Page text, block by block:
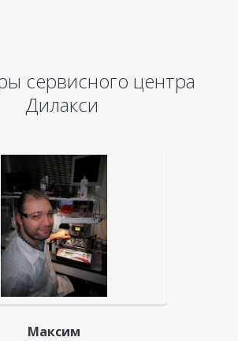
сервисного центра
Дилакси
Максим